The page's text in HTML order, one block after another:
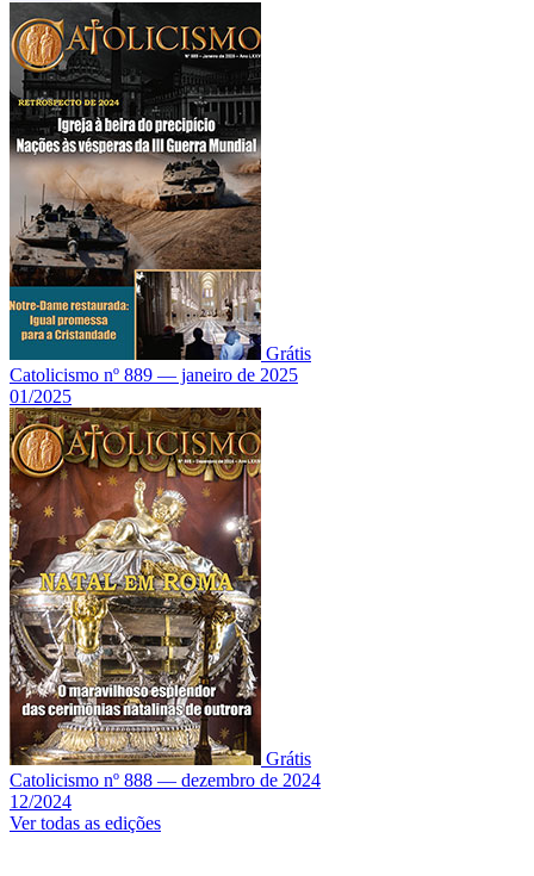
Grátis
Catolicismo nº 889 — janeiro de 2025
01/2025
Grátis
Catolicismo nº 888 — dezembro de 2024
12/2024
Ver todas as edições